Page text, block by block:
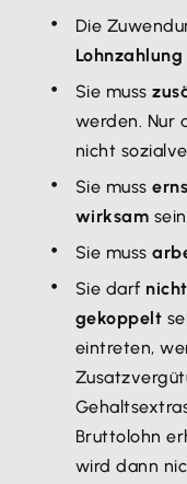
Die
Sie muss
werden. Nur
nicht
Sie muss
wirksam
Sie muss
Sie darf
gekoppelt
eintreten,
Bruttolohn
wird dann